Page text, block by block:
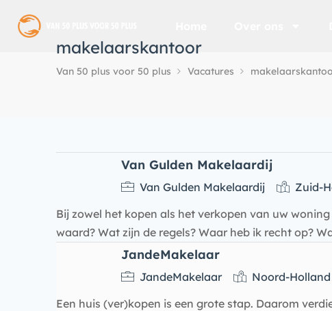
makelaarskantoor
Van 50 plus voor 50 plus Vacatures
Van Gulden Makelaardij
Van Gulden Makelaardij
Zuid-
Bij zowel het kopen als het verkopen van uw
waard? Wat zijn de regels? Waar heb ik recht op?
JandeMakelaar
JandeMakelaar
Noord-Holland
Een huis (ver)kopen is een grote stap. Daarom